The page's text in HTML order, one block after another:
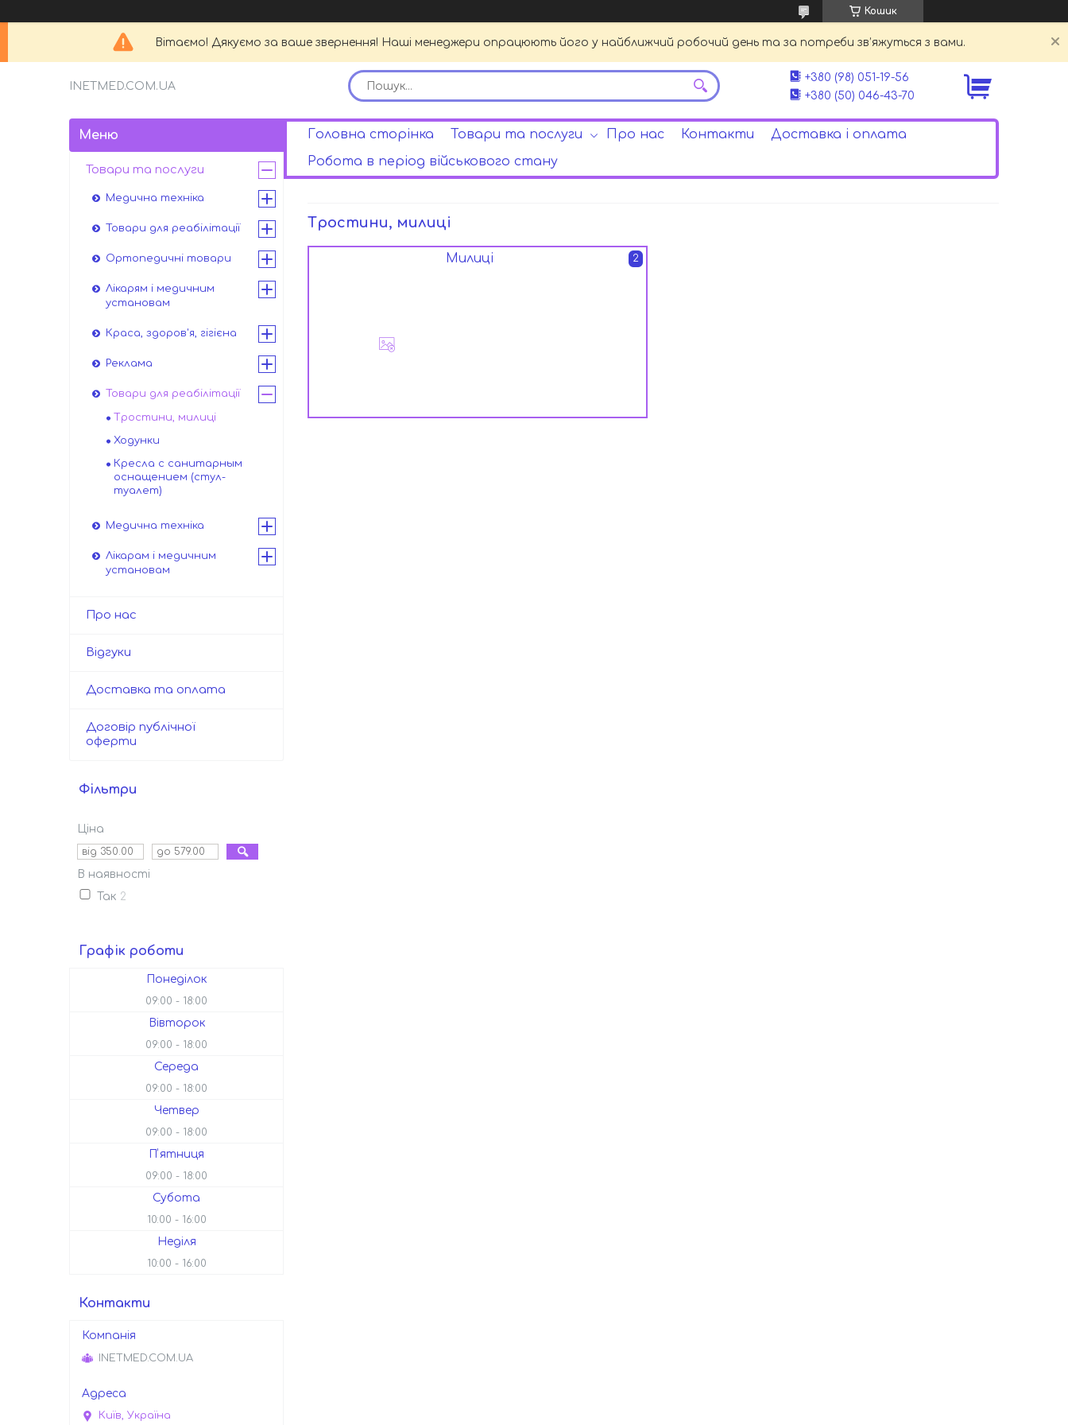
Кошик
Вітаємо! Дякуємо за ваше звернення! Наші менеджери опрацюють його у найближчий робочий день та за потреби зв’яжуться з вами.
INETMED.COM.UA
+380 (98) 051-19-56
+380 (50) 046-43-70
Головна сторінка Товари та послуги Про нас Контакти
Доставка і оплата
Робота в період військового стану
Тростини, милиці
Милиці 2
Товари та послуги
Медична техніка
Товари для реабілітації
Ортопедичні товари
Лікарям і медичним
установам
Краса, здоров'я, гігієна
Реклама
Товари для реабілітації
Тростини, милиці
Ходунки
Кресла с санитарным
оснащением (стул-
туалет)
Медична техніка
Лікарам і медичним
установам
Про нас
Відгуки
Доставка та оплата
Договір публічної
оферти
Фільтри
Ціна
В наявності
Так 2
Графік роботи
Понеділок
09:00 18:00
Вівторок
09:00 18:00
Середа
09:00 18:00
Четвер
09:00 18:00
Пʼятниця
09:00 18:00
Субота
10:00 16:00
Неділя
10:00 16:00
Контакти
INETMED.COM.UA
Київ, Україна